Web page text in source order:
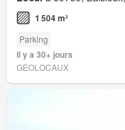
1 504 m²
Parking
Il y a 30+ jours
GEOLOCAUX